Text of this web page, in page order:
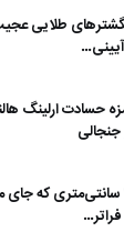
حسادت ارلینگ
زنی ۱۳۷ سانتی‌متری